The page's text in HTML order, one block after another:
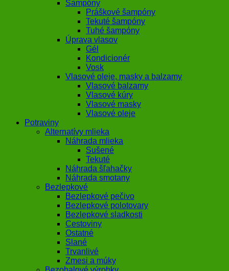
Šampóny
Práškové šampóny
Tekuté šampóny
Tuhé šampóny
Úprava vlasov
Gél
Kondicionér
Vosk
Vlasové oleje, masky a balzamy
Vlasové balzamy
Vlasové kúry
Vlasové masky
Vlasové oleje
Potraviny
Alternatívy mlieka
Náhrada mlieka
Sušené
Tekuté
Náhrada šľahačky
Náhrada smotany
Bezlepkové
Bezlepkové pečivo
Bezlepkové polotovary
Bezlepkové sladkosti
Cestoviny
Ostatné
Slané
Trvanlivé
Zmesi a múky